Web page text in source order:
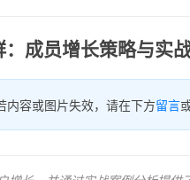
成员增长策略与实
内容或图片失效，请在下方留言